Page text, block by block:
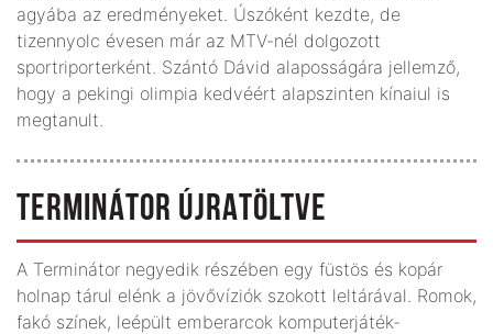
agyába az eredményeket. Úszóként kezdte, de
tizennyolc évesen már az MTV-nél dolgozott
sportriporterként. Szántó Dávid alaposságára jellemző,
hogy a pekingi olimpia kedvéért alapszinten kínaiul is
megtanult.
TERMINÁTOR ÚJRATÖLTVE
A Terminátor negyedik részében egy füstös és kopár
holnap tárul elénk a jövővíziók szokott leltárával. Romok,
fakó színek, leépült emberarcok komputerjáték-